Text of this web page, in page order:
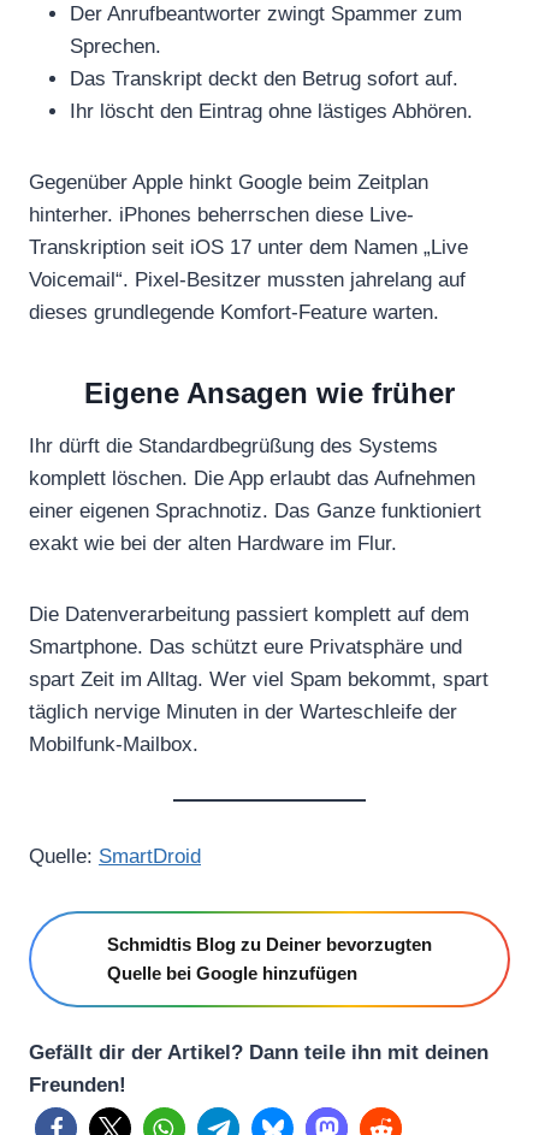
Der Anrufbeantworter zwingt Spammer zum
Sprechen.
Das Transkript deckt den Betrug sofort auf.
Ihr löscht den Eintrag ohne lästiges Abhören.
Gegenüber Apple hinkt Google beim Zeitplan
hinterher. iPhones beherrschen diese Live-
Transkription seit iOS 17 unter dem Namen „Live
Voicemail“. Pixel-Besitzer mussten jahrelang auf
dieses grundlegende Komfort-Feature warten.
Eigene Ansagen wie früher
Ihr dürft die Standardbegrüßung des Systems
komplett löschen. Die App erlaubt das Aufnehmen
einer eigenen Sprachnotiz. Das Ganze funktioniert
exakt wie bei der alten Hardware im Flur.
Die Datenverarbeitung passiert komplett auf dem
Smartphone. Das schützt eure Privatsphäre und
spart Zeit im Alltag. Wer viel Spam bekommt, spart
täglich nervige Minuten in der Warteschleife der
Mobilfunk-Mailbox.
Quelle: SmartDroid
Schmidtis Blog zu Deiner bevorzugten
Quelle bei Google hinzufügen
Gefällt dir der Artikel? Dann teile ihn mit deinen
Freunden!